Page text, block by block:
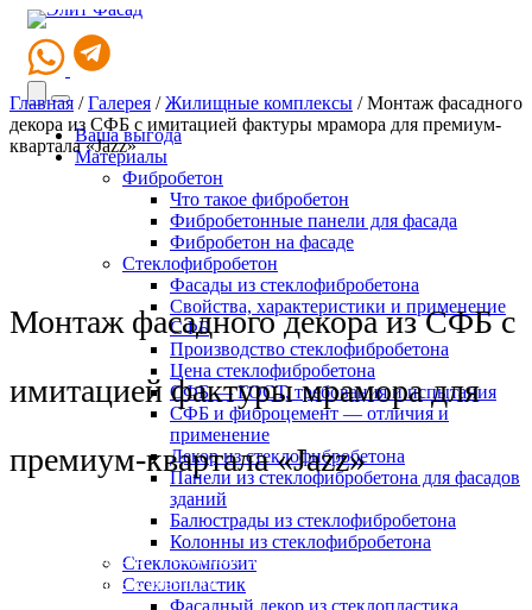
Ваша выгода
Материалы
Фибробетон
Что такое фибробетон
Фибробетонные панели для фасада
Фибробетон на фасаде
Стеклофибробетон
Фасады из стеклофибробетона
Свойства, характеристики и применение
СФБ
Производство стеклофибробетона
Цена стеклофибробетона
СФБ — ГОСТ, требования и испытания
СФБ и фиброцемент — отличия и
применение
Декор из стеклофибробетона
Панели из стеклофибробетона для фасадов
зданий
Балюстрады из стеклофибробетона
Колонны из стеклофибробетона
Стеклокомпозит
Стеклопластик
Фасадный декор из стеклопластика
Главная /Галерея /Жилищные комплексы /Монтаж фасадного
декора из СФБ с имитацией фактуры мрамора для премиум-
квартала «Jazz»
Монтаж фасадного декора из СФБ с
имитацией фактуры мрамора для
премиум-квартала «Jazz»
Особая гордость — сданные объекты всемирно известных
международных агентств.